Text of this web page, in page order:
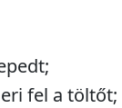
fel a töltőt;